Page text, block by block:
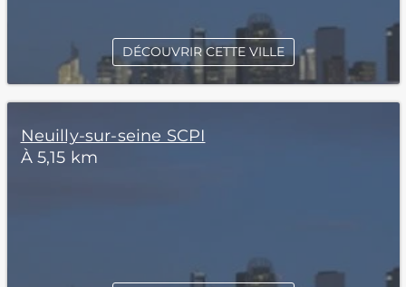
DÉCOUVRIR CETTE VILLE
Neuilly-sur-seine SCPI
À 5,15 km